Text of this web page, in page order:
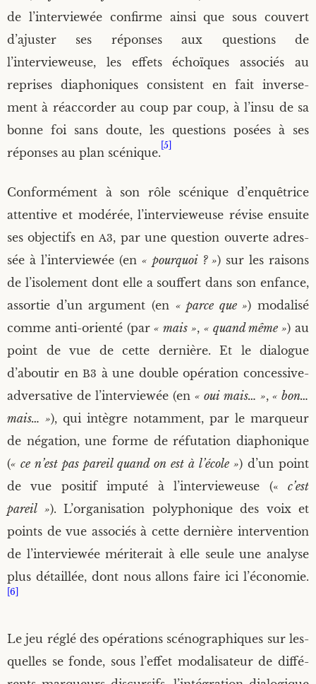
de l’interviewée confirme ain­si que sous cou­vert
d’ajuster ses réponses aux ques­tions de
l’intervieweuse, les effets échoïques asso­ciés au
reprises dia­pho­niques consistent en fait inver­se­
ment à réac­cor­der au coup par coup, à l’insu de sa
bonne foi sans doute, les ques­tions posées à ses
réponses au plan scé­nique.
[5]
Confor­mé­ment à son rôle scé­nique d’enquêtrice
atten­tive et modé­rée, l’intervieweuse révise ensuite
ses objec­tifs enA3, par une ques­tion ouverte adres­
sée à l’interviewée (en« pour­quoi ? ») sur les rai­sons
de l’isolement dont elle a souf­fert dans son enfance,
assor­tie d’un argu­ment (en « parce que ») moda­li­sé
comme anti-orien­té (par« mais », « quand même ») au
point de vue de cette der­nière. Et le dia­logue
d’aboutir enB3 à une double opé­ra­tion conces­sive-
adver­sa­tive de l’interviewée (en « oui mais… », « bon…
mais… »), qui intègre notam­ment, par le mar­queur
de néga­tion, une forme de réfu­ta­tion dia­pho­nique
(« ce n’est pas pareil quand on est à l’école ») d’un point
de vue posi­tif impu­té à l’intervieweuse (« c’est
pareil »). L’organisation poly­pho­nique des voix et
points de vue asso­ciés à cette der­nière inter­ven­tion
de l’interviewée méri­te­rait à elle seule une ana­lyse
plus détaillée, dont nous allons faire ici l’économie.
[6]
Le jeu réglé des opé­ra­tions scé­no­gra­phiques sur les­
quelles se fonde, sous l’effet moda­li­sa­teur de dif­fé­